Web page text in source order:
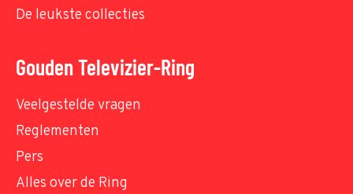
De leukste collecties
Gouden Televizier-Ring
Veelgestelde vragen
Reglementen
Pers
Alles over de Ring